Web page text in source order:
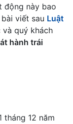
động này bao
viết sau Luật
quý khách
hành trái
12 năm